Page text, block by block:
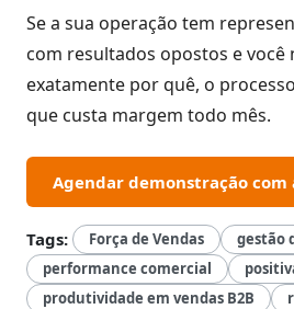
Se a sua operação tem
com resultados opostos e você
exatamente por quê, o
que custa margem todo mês.
Agendar demonstração com
Tags: Força de Vendas
gestão
performance comercial
produtividade em vendas B2B